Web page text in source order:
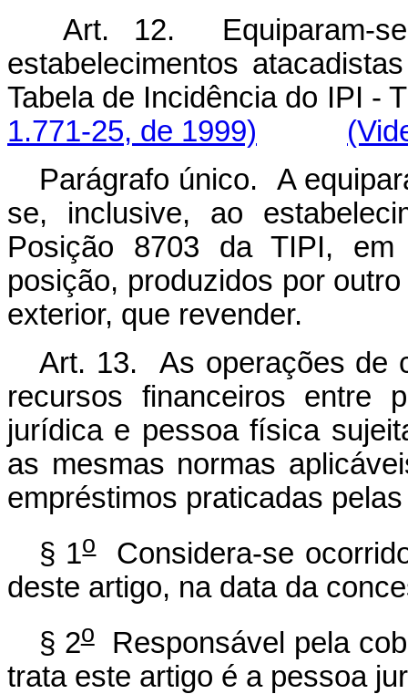
Art. 12. Equiparam-
estabelecimentos
Tabela de Incidência do
1.771-25, de 1999)
Parágrafo único. A
se, inclusive, ao
Posição 8703 da TIPI,
posição, produzidos por
exterior, que revender.
Art. 13. As operações de
recursos financeiros entre
jurídica e pessoa física
as mesmas normas
empréstimos praticadas
§ 1oConsidera-se
deste artigo, na data da
§ 2oResponsável pela
trata este artigo é a pessoa